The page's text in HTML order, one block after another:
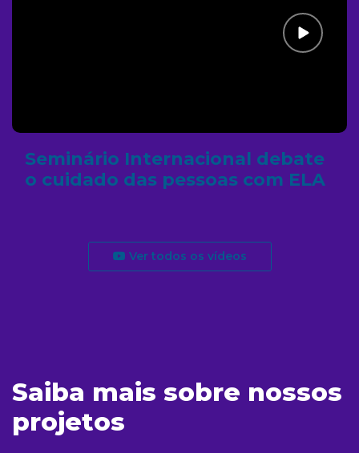
Seminário Internacional debate
o cuidado das pessoas com ELA
Ver todos os vídeos
Saiba mais sobre nossos
projetos